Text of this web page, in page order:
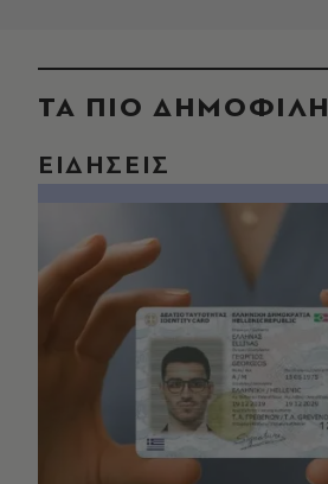
ΤΑ ΠΙΟ ΔΗΜΟΦΙΛΗ
ΕΙΔΗΣΕΙΣ